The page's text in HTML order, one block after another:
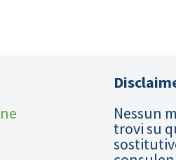
Nessun
trovi su